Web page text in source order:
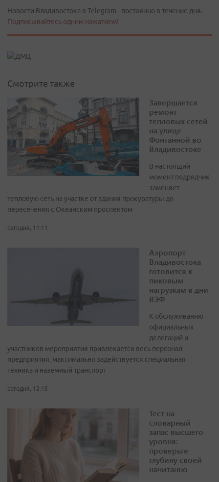
Новости Владивостока в Telegram - постоянно в течение дня.
Подписывайтесь одним нажатием!
Смотрите также
Завершается
ремонт
тепловых сетей
на улице
Фонтанной во
Владивостоке
В настоящий
момент подрядчик
заменяет
тепловую сеть на участке от здания прокуратуры до
пересечения с Океанским проспектом
сегодня, 11:11
Аэропорт
Владивостока
готовится к
пиковым
нагрузкам в дни
ВЭФ
К обслуживанию
официальных
делегаций и
участников мероприятия привлекается весь персонал
предприятия, максимально задействуется специальная
техника и наземный транспорт
сегодня, 12:15
Тест на
словарный
запас высшего
уровня:
проверьте
глубину своей
начитанно